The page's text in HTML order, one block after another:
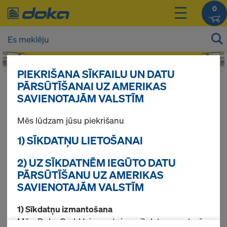
0
Jūsu produktu cenas Jūs varat redzēt
pieslēdzoties.
Laminēts saplāksnis
Atrasti 8 produkti
Pirktākās preces
PIEKRIŠANA SĪKFAILU UN DATU
PĀRSŪTĪŠANAI UZ AMERIKAS
SAVIENOTAJĀM VALSTĪM
Mēs lūdzam jūsu piekrišanu
1) SĪKDATŅU LIETOŠANAI
2) UZ SĪKDATNĒM IEGŪTO DATU
PĀRSŪTĪŠANU UZ AMERIKAS
SAVIENOTAJĀM VALSTĪM
1) Sīkdatņu izmantošana
Mēs, Doka GmbH, izmantojam sīkdatnes un trešo